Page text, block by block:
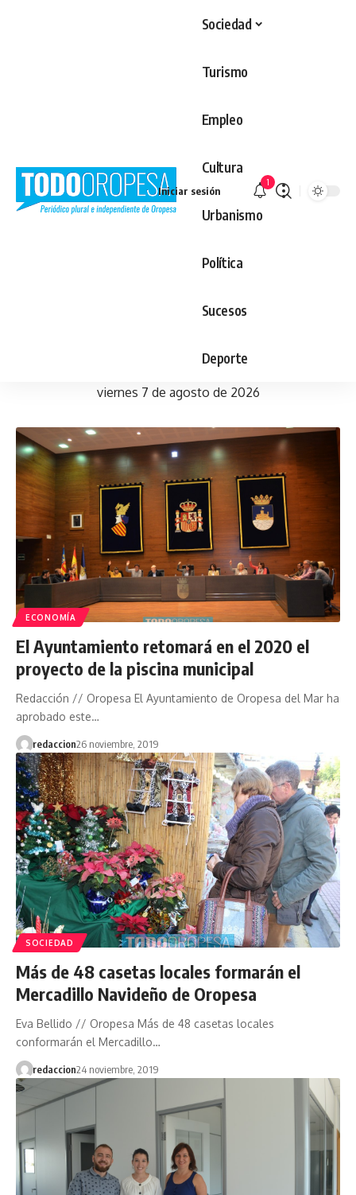
Sociedad
Turismo
Empleo
Cultura
Urbanismo
Política
Sucesos
Deporte
Iniciar sesión
1
viernes 7 de agosto de 2026
ECONOMÍA
El Ayuntamiento retomará en el 2020 el
proyecto de la piscina municipal
Redacción // Oropesa El Ayuntamiento de Oropesa del Mar ha
aprobado este…
redaccion26 noviembre, 2019
SOCIEDAD
Más de 48 casetas locales formarán el
Mercadillo Navideño de Oropesa
Eva Bellido // Oropesa Más de 48 casetas locales
conformarán el Mercadillo…
redaccion24 noviembre, 2019